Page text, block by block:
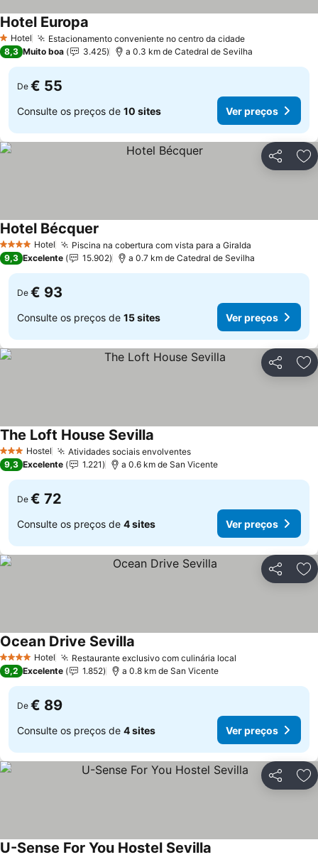
1 Estrelas
Hotel Estacionamento conveniente no centro da cidadeVer preços
Hotel Europa
8,3 Muito boa 3.425 a 0.3 km de Catedral de Sevilha
De € 55
Consulte os preços de 10 sites Ver preços
Partilhar
4 EstrelasHotel Piscina na cobertura com vista para a Giralda
Hotel Bécquer
9,3 Excelente 15.902 a 0.7 km de Catedral de Sevilha
De € 93
Consulte os preços de 15 sites Ver preços
Partilhar
3 EstrelasHostel Atividades sociais envolventesVer preços
The Loft House Sevilla
9,3 Excelente 1.221 a 0.6 km de San Vicente
De € 72
Consulte os preços de 4 sites Ver preços
Partilhar
4 EstrelasHotel Restaurante exclusivo com culinária local
Ocean Drive Sevilla
9,2 Excelente 1.852 a 0.8 km de San Vicente
De € 89
Consulte os preços de 4 sites Ver preços
Partilhar
U-Sense For You Hostel Sevilla